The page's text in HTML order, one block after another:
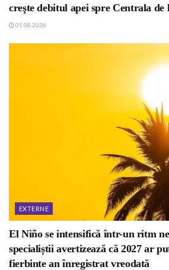
creşte debitul apei spre Centrala de
05.08.2026
EXTERNE
El Niño se intensifică într-un ritm
specialiștii avertizează că 2027 ar
fierbinte an înregistrat vreodată